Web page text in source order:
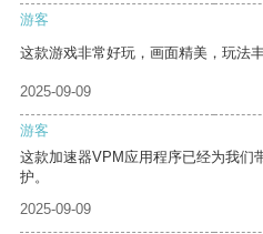
游客
这款游戏非常好玩，画面精美，玩法丰
2025-09-09
游客
这款加速器VPM应用程序已经为我们
护。
2025-09-09